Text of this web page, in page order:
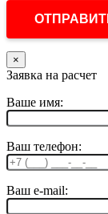
×
Заявка на расчет
Ваше имя:
Ваш телефон:
Ваш e-mail: